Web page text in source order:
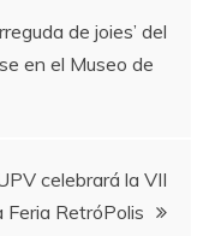
de joies’ del
en el Museo de
celebrará la VII
Feria RetróPolis